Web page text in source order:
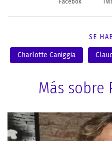
SE
Charlotte Caniggia
Más sobre